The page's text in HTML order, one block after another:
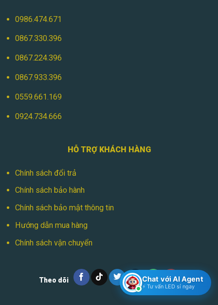
0986.474.671
0867.330.396
0867.224.396
0867.933.396
0559.661.169
0924.734.666
HỖ TRỢ KHÁCH HÀNG
Chính sách đổi trả
Chính sách bảo hành
Chính sách bảo mật thông tin
Hướng dẫn mua hàng
Chính sách vận chuyển
Theo dõi Chat với AI Agent
⚡ Tư vấn LED sỉ ngay